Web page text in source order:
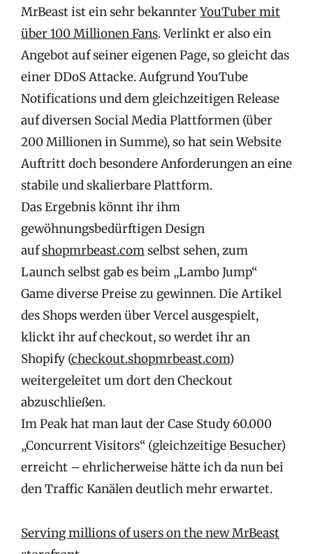
MrBeast ist ein sehr bekannterYouTuber mit
über 100 Millionen Fans. Verlinkt er also ein
Angebot auf seiner eigenen Page, so gleicht das
einer DDoS Attacke. Aufgrund YouTube
Notifications und dem gleichzeitigen Release
auf diversen Social Media Plattformen (über
200 Millionen in Summe), so hat sein Website
Auftritt doch besondere Anforderungen an eine
stabile und skalierbare Plattform.
Das Ergebnis könnt ihr ihm
gewöhnungsbedürftigen Design
aufshopmrbeast.comselbst sehen, zum
Launch selbst gab es beim „Lambo Jump“
Game diverse Preise zu gewinnen. Die Artikel
des Shops werden über Vercel ausgespielt,
klickt ihr auf checkout, so werdet ihr an
Shopify (checkout.shopmrbeast.com)
weitergeleitet um dort den Checkout
abzuschließen.
Im Peak hat man laut der Case Study 60.000
„Concurrent Visitors“ (gleichzeitige Besucher)
erreicht – ehrlicherweise hätte ich da nun bei
den Traffic Kanälen deutlich mehr erwartet.
Serving millions of users on the new MrBeast